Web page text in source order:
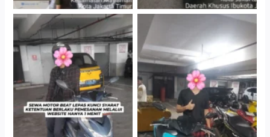
Cityplaza Jatinegara
Gedung Parkir P6A
Cityplaza Jatinegara
Gedung Parkir P6A